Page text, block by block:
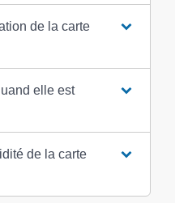
de la carte
elle est
de la carte